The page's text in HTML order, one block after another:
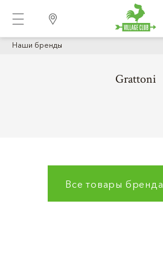
Наши бренды
Grattoni
Все товары бренда